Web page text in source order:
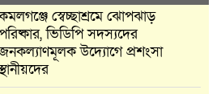
স্বেচ্ছাশ্রমে ঝোপঝাড়
ভিডিপি সদস্যদের
উদ্যোগে প্রশংসা